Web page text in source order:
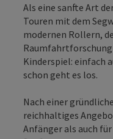
Als eine sanfte Art
Touren mit dem
modernen Rollern,
Kinderspiel: einfach
schon geht es los.
Nach einer
reichhaltiges
Anfänger als auch